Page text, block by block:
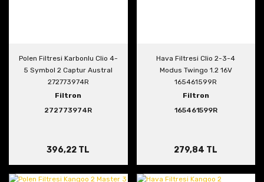
Polen Filtresi Karbonlu Clio 4-
5 Symbol 2 Captur Austral
272773974R
Filtron
272773974R
396,22 TL
Hava Filtresi Clio 2-3-4
Modus Twingo 1.2 16V
165461599R
Filtron
165461599R
279,84 TL